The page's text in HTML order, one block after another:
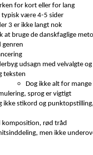
for kort eller for lang
typisk være 4-5 sider
3 er ikke langt nok
at bruge de danskfaglige
genren
udsagn med velvalgte
teksten
Dog ikke alt for mange
sprog er vigtigt
ikke stikord og
komposition, rød tråd
men ikke